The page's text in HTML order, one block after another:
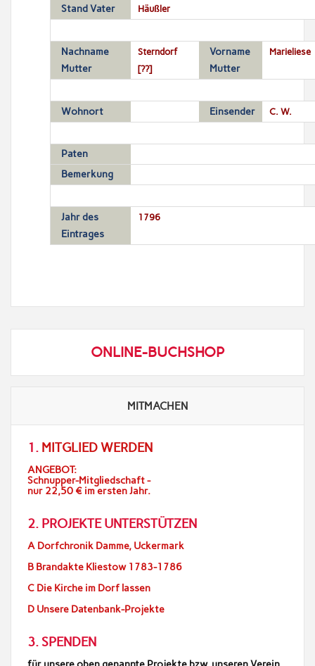
Stand Vater Häußler
Nachname
Mutter
Sterndorf
[??]
Vorname
Mutter
Marieliese
Wohnort Einsender C. W.
Paten
Bemerkung
Jahr des
Eintrages
1796
ONLINE-BUCHSHOP
MITMACHEN
1. MITGLIED WERDEN
ANGEBOT:
Schnupper-Mitgliedschaft -
nur 22,50 € im ersten Jahr.
2. PROJEKTE UNTERSTÜTZEN
A Dorfchronik Damme, Uckermark
B Brandakte Kliestow 1783-1786
C Die Kirche im Dorf lassen
D Unsere Datenbank-Projekte
3. SPENDEN